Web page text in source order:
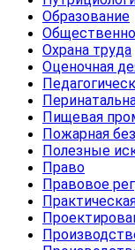
Образование
Охрана труда
Оценочная
Пищевая
Пожарная
Полезные
Право
Правовое